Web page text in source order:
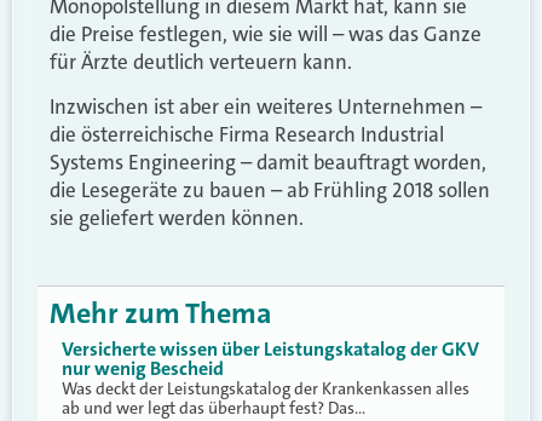
Monopolstellung in diesem Markt hat, kann sie
die Preise festlegen, wie sie will – was das Ganze
für Ärzte deutlich verteuern kann.
Inzwischen ist aber ein weiteres Unternehmen –
die österreichische Firma Research Industrial
Systems Engineering – damit beauftragt worden,
die Lesegeräte zu bauen – ab Frühling 2018 sollen
sie geliefert werden können.
Mehr zum Thema
Versicherte wissen über Leistungskatalog der GKV
nur wenig Bescheid
Was deckt der Leistungskatalog der Krankenkassen alles
ab und wer legt das überhaupt fest? Das…